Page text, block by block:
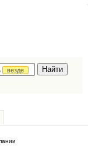
везде